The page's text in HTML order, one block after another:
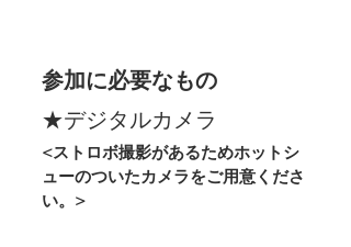
参加に必要なもの
★デジタルカメラ
<ストロボ撮影があるためホットシ
ューのついたカメラをご用意くださ
い。>